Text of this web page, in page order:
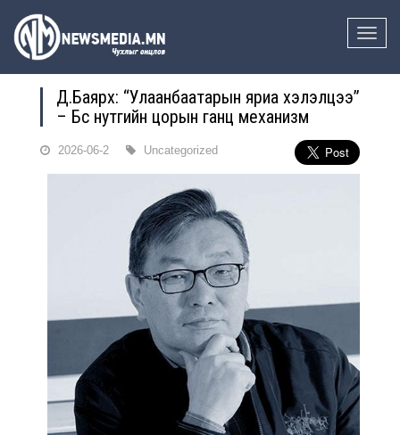
Toggle
Д.Баярхүү: “Улаанбаатарын яриа хэлэлцээ”
– Бүс нутгийн цорын ганц механизм
2026-06-2 Uncategorized